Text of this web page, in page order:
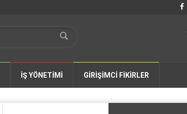
İŞ YÖNETİMİ GİRİŞİMCİ FİKİRLER